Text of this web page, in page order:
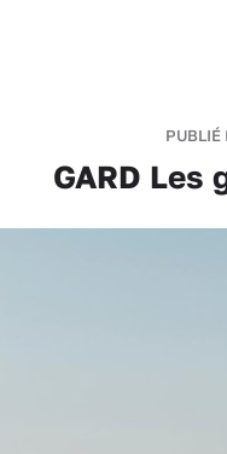
PUBLIÉ
GARD Les